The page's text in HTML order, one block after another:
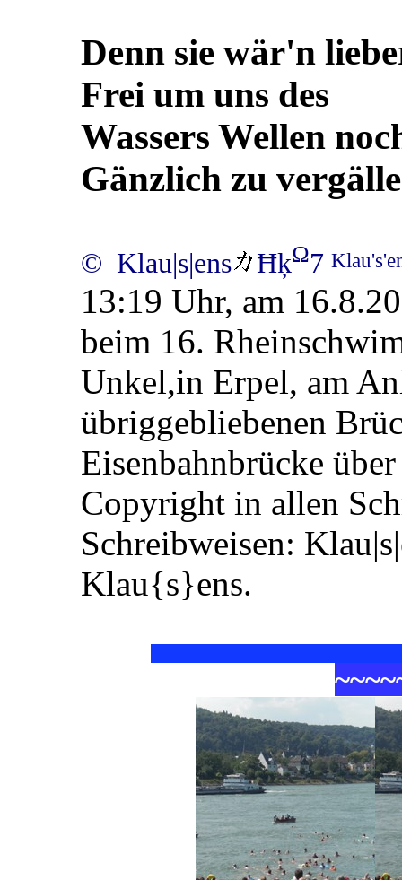
Denn sie wär'n
Frei um uns des
Wassers Wellen
Gänzlich zu
© Klau|s|ens ĦķΩ7
13:19 Uhr, am
beim 16.
Unkel,in Erpel, am
übriggebliebenen
Eisenbahnbrücke
Copyright in allen
Schreibweisen:
Klau{s}ens.
~~~~